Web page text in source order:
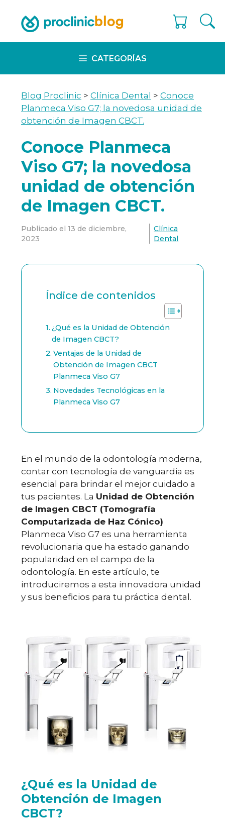
content
CATEGORÍAS
Blog Proclinic > Clínica Dental > Conoce
Planmeca Viso G7; la novedosa unidad de
obtención de Imagen CBCT.
Conoce Planmeca
Viso G7; la novedosa
unidad de obtención
de Imagen CBCT.
Publicado el 13 de diciembre,
2023
Clínica
Dental
Índice de contenidos
¿Qué es la Unidad de Obtención
de Imagen CBCT?
Ventajas de la Unidad de
Obtención de Imagen CBCT
Planmeca Viso G7
Novedades Tecnológicas en la
Planmeca Viso G7
En el mundo de la odontología moderna,
contar con tecnología de vanguardia es
esencial para brindar el mejor cuidado a
tus pacientes. La Unidad de Obtención
de Imagen CBCT (Tomografía
Computarizada de Haz Cónico)
Planmeca Viso G7 es una herramienta
revolucionaria que ha estado ganando
popularidad en el campo de la
odontología. En este artículo, te
introduciremos a esta innovadora unidad
y sus beneficios para tu práctica dental.
¿Qué es la Unidad de
Obtención de Imagen
CBCT?